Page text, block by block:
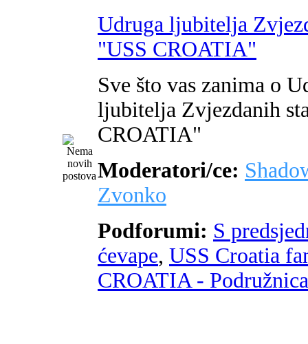
Udruga ljubitelja
"USS CROATIA"
Sve što vas zanima o
ljubitelja Zvjezdanih
CROATIA"
Moderatori/ce:
Zvonko
Podforumi: S
ćevape, USS Croatia
CROATIA -